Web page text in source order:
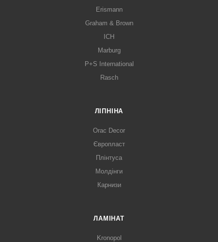
Erismann
Graham & Brown
ICH
Marburg
P+S International
Rasch
ЛІПНІНА
Orac Decor
Європласт
Плінтуса
Молдінги
Карнизи
ЛАМІНАТ
Kronopol